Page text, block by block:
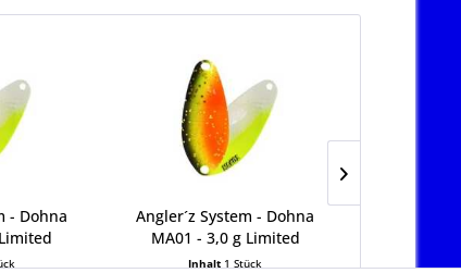
- Dohna
Angler´z System - Dohna
MA01 - 3,0 g Limited
Inhalt 1 Stück